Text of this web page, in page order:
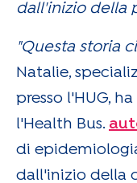
dall'inizio della
"Questa storia
Natalie,
presso l'HUG,
l'Health Bus.
di
dall'inizio della